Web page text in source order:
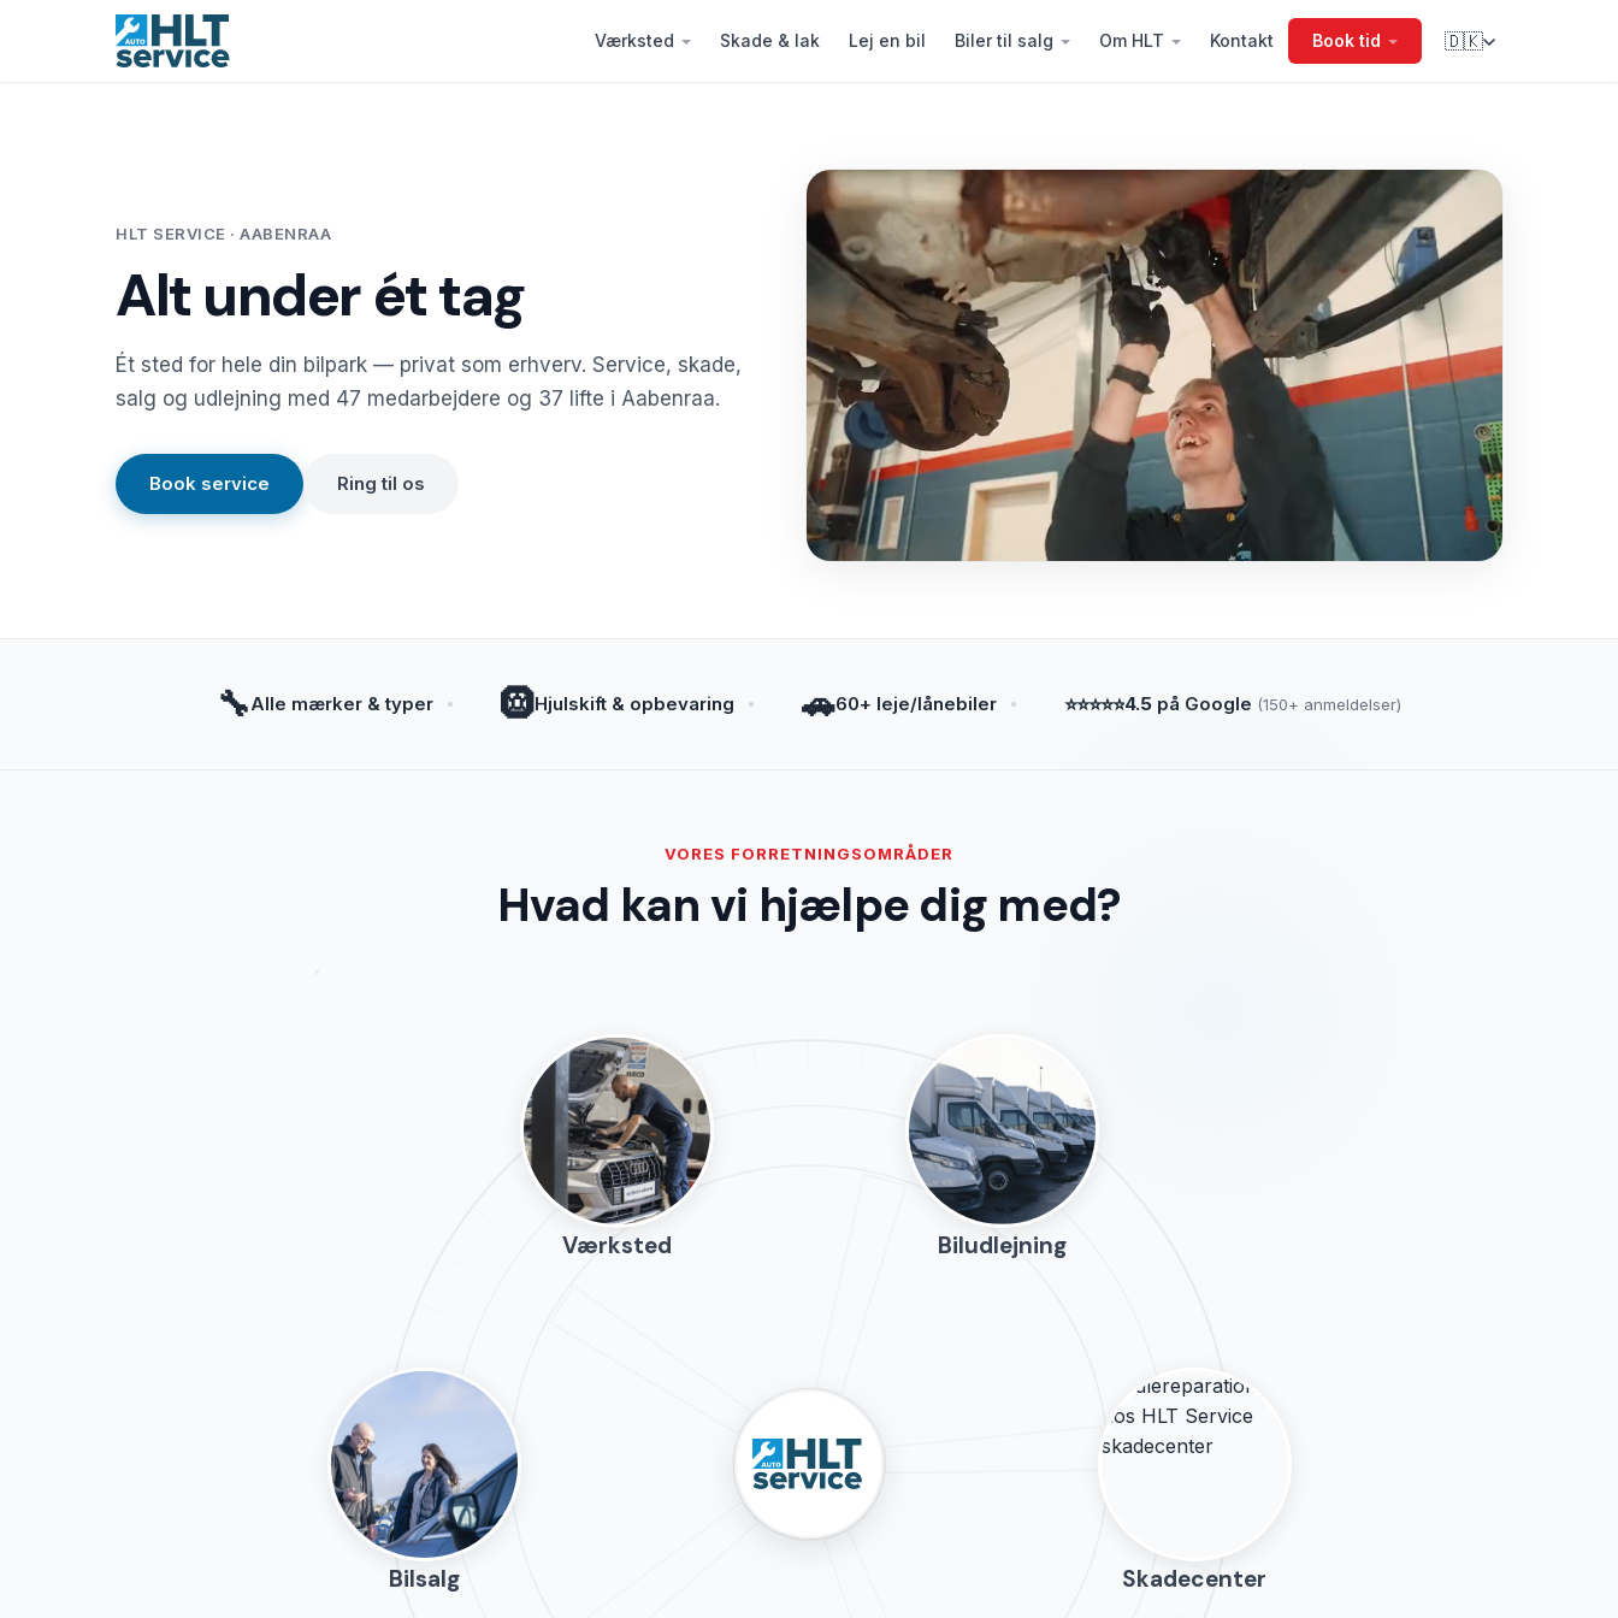
Værksted Skade & lak Lej en bil Biler til salg Om HLT Kontakt Book tid 🇩🇰
HLT SERVICE · AABENRAA
Alt under ét tag
Ét sted for hele din bilpark — privat som erhverv. Service, skade,
salg og udlejning med 47 medarbejdere og 37 lifte i Aabenraa.
Book service Ring til os
🔧Alle mærker & typer 🛞Hjulskift & opbevaring 🚗60+ leje/lånebiler ⭐⭐⭐⭐⭐4.5 på Google (150+ anmeldelser)
VORES FORRETNINGSOMRÅDER
Hvad kan vi hjælpe dig med?
Bilsalg
Værksted Biludlejning
Skadecenter